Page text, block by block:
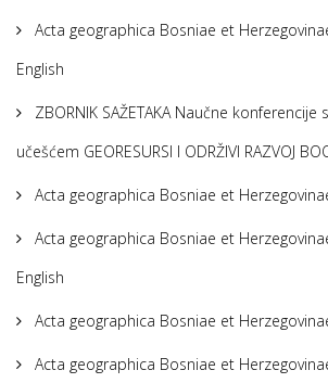
Acta geographica Bosniae et
English
ZBORNIK SAŽETAKA Naučne
učešćem GEORESURSI I ODRŽIVI RAZVOJ
Acta geographica Bosniae et
Acta geographica Bosniae et
English
Acta geographica Bosniae et
Acta geographica Bosniae et